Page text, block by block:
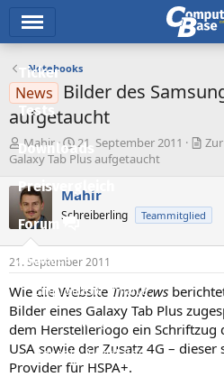
Ticker
Tests
Downloads
Preisvergleich
Forum
Aktuelles
Empfohlene Inhalte
Neue Beiträge
Neueste Aktivitäten
Notebooks
News
Bilder des
aufgetaucht
E
r
t
e
l
e
r
Mahir
E
r
t
l
a
m
21. September 2011
Galaxy Tab Plus aufgetaucht
Mahir
Schreiberling Teammitglied
21. September 2011
Wie die Website TmoNews
Bilder eines Galaxy Tab Plus
dem Herstellerlogo ein Schriftzug
USA sowie der Zusatz 4G –
Provider für HSPA+.